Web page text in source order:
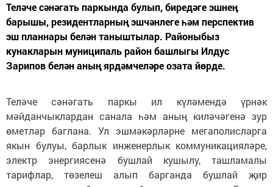
Теләче сәнәгать паркында булып, биредәге эшнең
барышы, резидентларның эшчәнлеге һәм перспектив
эш планнары белән таныштылар. Районыбыз
кунакларын муниципаль район башлыгы Илдус
Зарипов белән аның ярдәмчеләре озата йөрде.
Теләче сәнәгать паркы ил күләмендә үрнәк
мәйданчыклардан санала һәм аның киләчәгенә зур
өметләр баглана. Ул эшмәкәрләрне мегаполисларга
якын булуы, барлык инженерлык коммуникацияләре,
электр энергиясенә бушлай кушылу, ташламалы
тарифлар, төзелеш алып барганда бушлай җир